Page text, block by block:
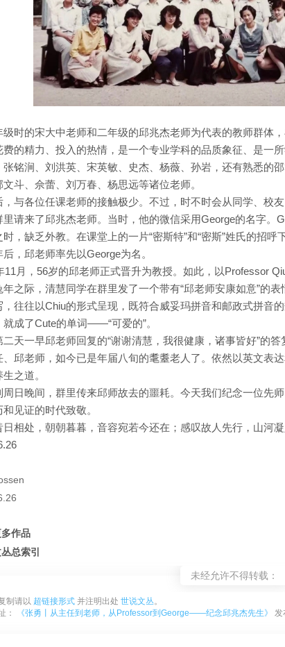
级时的宋大中老师和二年级的邱兆杰老师为代表的教师群体
费的精力、投入的热情，是一个专业学科的品质象征、是一
张铭涧、刘洪英、宋英敏、史杰、杨薇、孙岩，还有熟悉的
文斗、佘蕾、刘万春、杨思远等诸位老师。
，与各位任课老师的接触极少。不过，时不时会从同学、校
里请来了邱兆杰老师。当时，他的微信采用George的名字。
时，缺乏外教。在课堂上的一片“密斯特”和“密斯”姓氏的招
后，邱老师率先以George为名。
11月，56岁的邱老师正式晋升为教授。如此，以Professor
年之际，清慧同学在群里发了一个带有“邱老师安康如意”的
，往往以Chiu的形式呈现，既符合威妥玛拼音和邮政式拼音
就成了Cute的单词——“可爱的”。
二天一早邱老师回复的“谢谢清慧，我很健康，诸事皆好”的
、邱老师，如今已是年届八旬的耄耋老人了。依然以英文表
之道。
周日晚间，群里传来邱师故去的噩耗。今天我们纪念一位先
见证的时代致敬。
日相处，朝朝暮暮，音容宛若今还在；感叹故人先行，山河凝
作品
总索引
未经允许不得转载：
制请以 超链接形式 并注明出处 世说文丛。
：
《张勇丨从主任到老师，从Professor到George——纪念邱兆杰先生》 发